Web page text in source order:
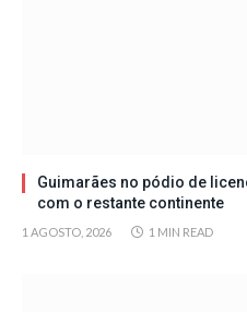
Guimarães no pódio de
com o restante continente
1 AGOSTO, 2026 1 MIN READ